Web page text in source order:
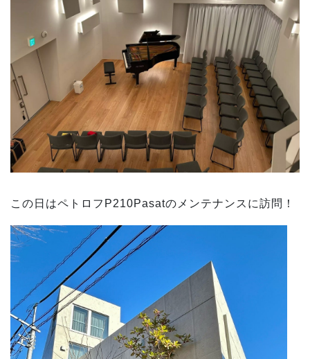
この日はペトロフP210Pasatのメンテナンスに訪問！